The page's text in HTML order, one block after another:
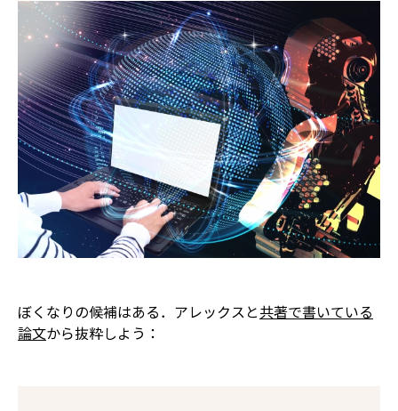
ぼくなりの候補はある．アレックスと共著で書いている
論文から抜粋しよう：